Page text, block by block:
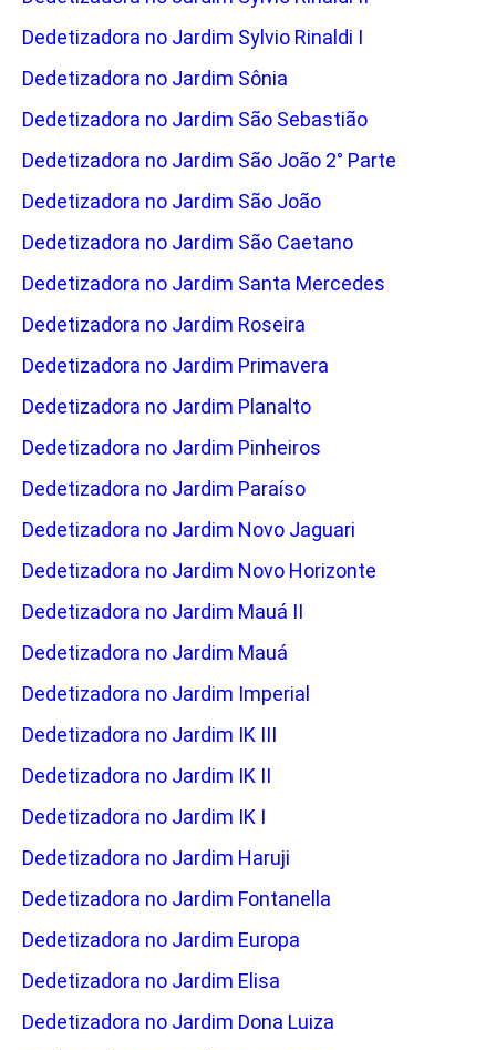
Dedetizadora no Jardim Sylvio Rinaldi I
Dedetizadora no Jardim Sônia
Dedetizadora no Jardim São Sebastião
Dedetizadora no Jardim São João 2° Parte
Dedetizadora no Jardim São João
Dedetizadora no Jardim São Caetano
Dedetizadora no Jardim Santa Mercedes
Dedetizadora no Jardim Roseira
Dedetizadora no Jardim Primavera
Dedetizadora no Jardim Planalto
Dedetizadora no Jardim Pinheiros
Dedetizadora no Jardim Paraíso
Dedetizadora no Jardim Novo Jaguari
Dedetizadora no Jardim Novo Horizonte
Dedetizadora no Jardim Mauá II
Dedetizadora no Jardim Mauá
Dedetizadora no Jardim Imperial
Dedetizadora no Jardim IK III
Dedetizadora no Jardim IK II
Dedetizadora no Jardim IK I
Dedetizadora no Jardim Haruji
Dedetizadora no Jardim Fontanella
Dedetizadora no Jardim Europa
Dedetizadora no Jardim Elisa
Dedetizadora no Jardim Dona Luiza